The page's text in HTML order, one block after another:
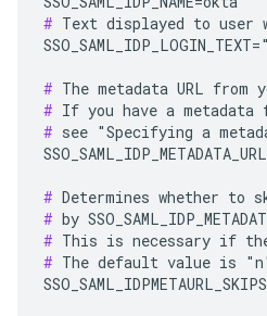
# Text displayed to user
#
#
# see "Specifying a
#
#
#
# The default value is